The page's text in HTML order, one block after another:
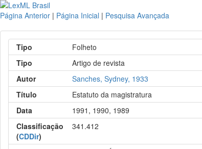
Página Anterior | Página Inicial | Pesquisa Avançada
Tipo
Folheto
Tipo
Artigo de revista
Autor
Sanches, Sydney, 1933
Título
Estatuto da magistratura
Data
1991, 1990, 1989
Classificação
(CDDir)
341.412